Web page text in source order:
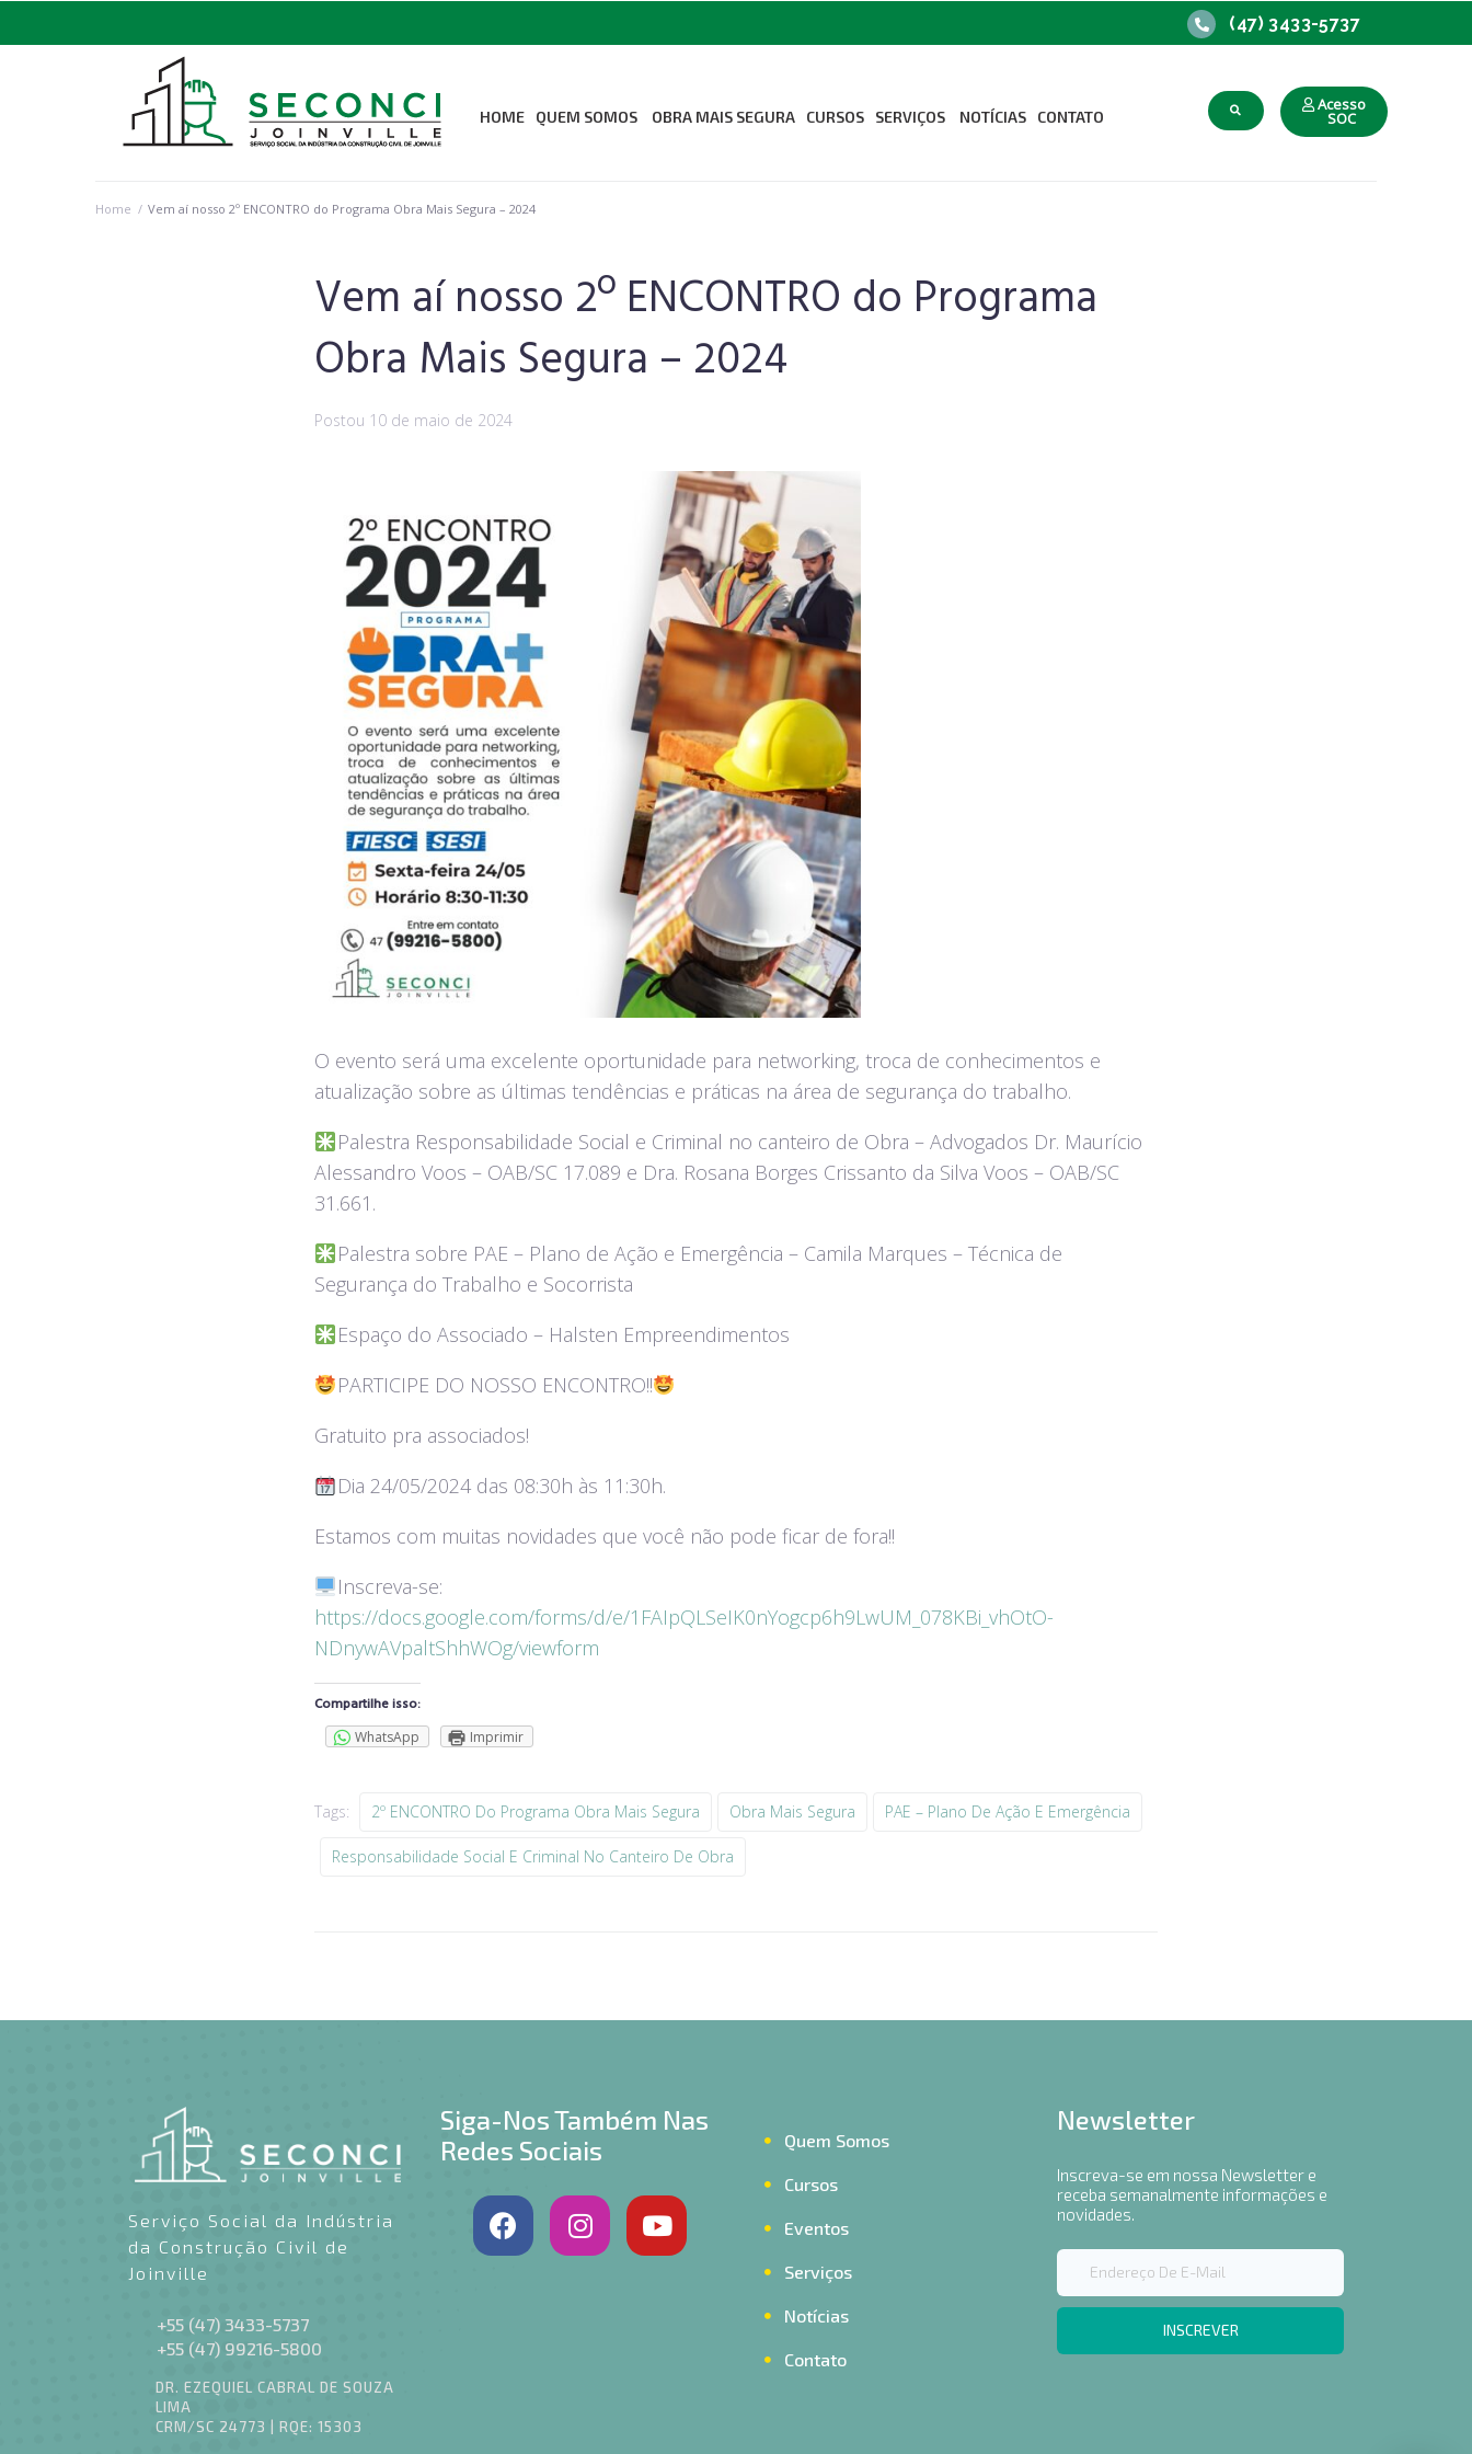
(47) 3433-5737
HOME QUEM SOMOS
Associe-se ao Seconci
OBRA MAIS SEGURA CURSOS SERVIÇOS NOTÍCIAS CONTATO
Acesso
SOC
Home / Vem aí nosso 2º ENCONTRO do Programa Obra Mais Segura – 2024
Vem aí nosso 2º ENCONTRO do Programa
Obra Mais Segura – 2024
Postou 10 de maio de 2024
O evento será uma excelente oportunidade para networking, troca de conhecimentos e
atualização sobre as últimas tendências e práticas na área de segurança do trabalho.
Palestra Responsabilidade Social e Criminal no canteiro de Obra – Advogados Dr. Maurício
Alessandro Voos – OAB/SC 17.089 e Dra. Rosana Borges Crissanto da Silva Voos – OAB/SC
31.661.
Palestra sobre PAE – Plano de Ação e Emergência – Camila Marques – Técnica de
Segurança do Trabalho e Socorrista
Espaço do Associado – Halsten Empreendimentos
PARTICIPE DO NOSSO ENCONTRO!!
Gratuito pra associados!
Dia 24/05/2024 das 08:30h às 11:30h.
Estamos com muitas novidades que você não pode ficar de fora!!
Inscreva-se:
https://docs.google.com/forms/d/e/1FAIpQLSeIK0nYogcp6h9LwUM_078KBi_vhOtO-
NDnywAVpaltShhWOg/viewform
Compartilhe isso:
WhatsApp Imprimir
Tags: 2º ENCONTRO Do Programa Obra Mais Segura Obra Mais Segura PAE – Plano De Ação E Emergência
Responsabilidade Social E Criminal No Canteiro De Obra
Serviço Social da Indústria
da Construção Civil de
Joinville
+55 (47) 3433-5737
+55 (47) 99216-5800
DR. EZEQUIEL CABRAL DE SOUZA
LIMA
CRM/SC 24773 | RQE: 15303
Siga-Nos Também Nas
Redes Sociais
Quem Somos
Cursos
Eventos
Serviços
Notícias
Contato
Newsletter
Inscreva-se em nossa Newsletter e
receba semanalmente informações e
novidades.
INSCREVER